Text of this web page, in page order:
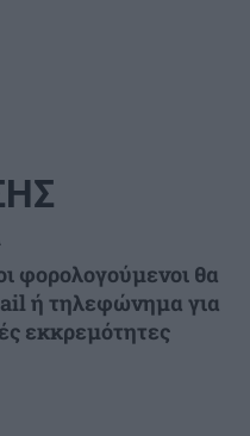
φορολογούμενοι θα
ή τηλεφώνημα για
εκκρεμότητες